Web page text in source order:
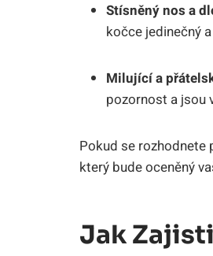
Stísněný nos a
kočce jedinečný
Milující a
pozornost a jsou
Pokud se rozhodnete
který bude oceněný
Jak